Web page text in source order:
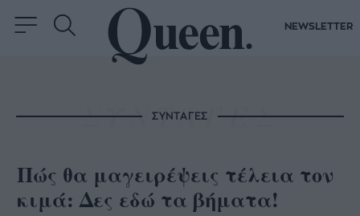
NEWSLETTER
ΣΥΝΤΑΓΕΣ
Πώς θα μαγειρέψεις τέλεια τον
κιμά: Δες εδώ τα βήματα!